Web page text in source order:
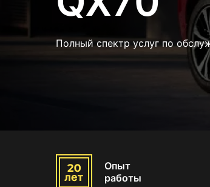
Полный спектр услуг по
Опыт
работы